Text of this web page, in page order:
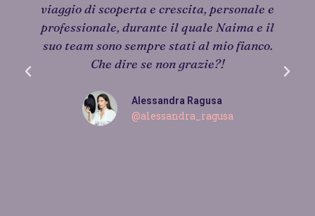
viaggio di scoperta e crescita, personale e
professionale, durante il quale Naima e il
suo team sono sempre stati al mio fianco.
Che dire se non grazie?!
Alessandra Ragusa
@alessandra_ragusa